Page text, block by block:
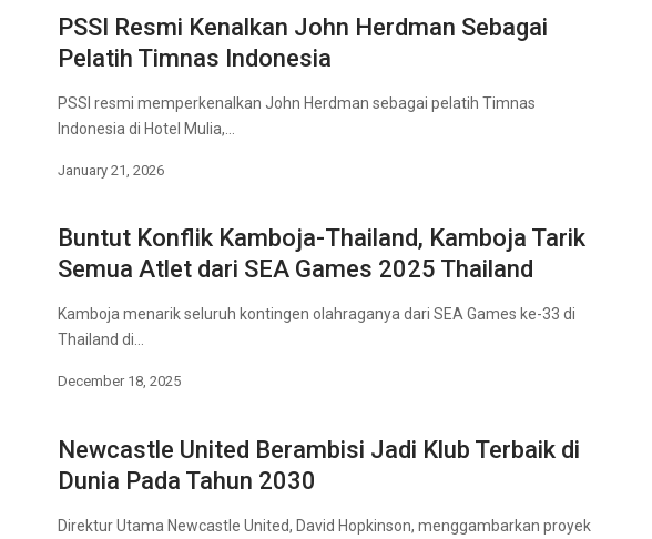
PSSI Resmi Kenalkan John Herdman Sebagai
Pelatih Timnas Indonesia
PSSI resmi memperkenalkan John Herdman sebagai pelatih Timnas
Indonesia di Hotel Mulia,…
January 21, 2026
Buntut Konflik Kamboja-Thailand, Kamboja Tarik
Semua Atlet dari SEA Games 2025 Thailand
Kamboja menarik seluruh kontingen olahraganya dari SEA Games ke-33 di
Thailand di…
December 18, 2025
Newcastle United Berambisi Jadi Klub Terbaik di
Dunia Pada Tahun 2030
Direktur Utama Newcastle United, David Hopkinson, menggambarkan proyek